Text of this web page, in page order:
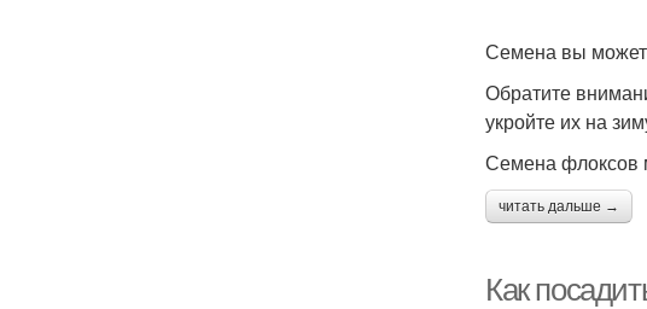
Семена вы
Обратите
укройте их на
Семена флоксов
читать дальше →
Как